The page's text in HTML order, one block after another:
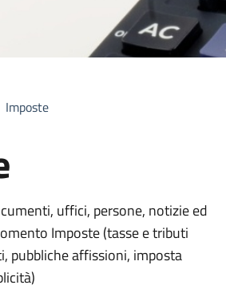
Imposte
uffici, persone, notizie ed
Imposte (tasse e tributi
pubbliche affissioni, imposta